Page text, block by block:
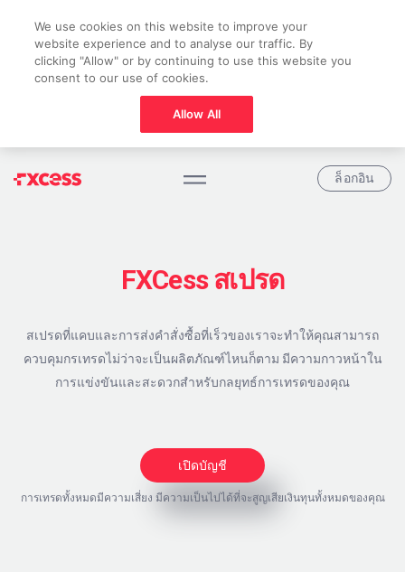
ล็อกอิน
FXCess สเปรด
สเปรดที่แคบและการส่งคำสั่งซื้อที่เร็วของเราจะทำให้คุณสามารถ
ควบคุมกรเทรดไม่ว่าจะเป็นผลิตภัณฑ์ไหนก็ตาม มีความกาวหน้าใน
การแข่งขันและสะดวกสำหรับกลยุทธ์การเทรดของคุณ
เปิดบัญชี
การเทรดทั้งหมดมีความเสี่ยง มีความเป็นไปได้ที่จะสูญเสียเงินทุนทั้งหมดของคุณ
We use cookies on this website to improve your
website experience and to analyse our traffic. By
clicking "Allow" or by continuing to use this website you
consent to our use of cookies.
Allow All